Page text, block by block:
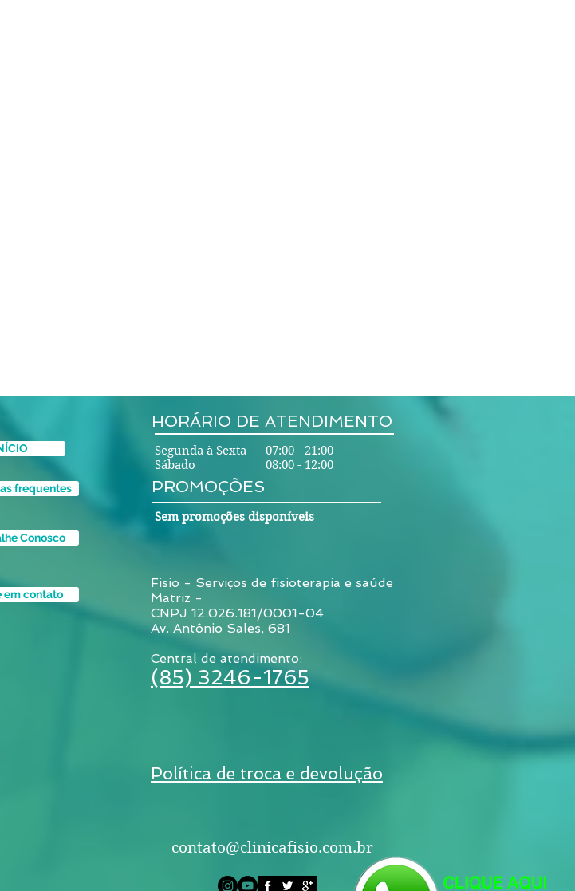
frequentes
Conosco
em contato
HORÁRIO DE ATENDIMENTO
Segunda à Sexta 07:00 - 21:00
Sábado 08:00 - 12:00
PROMOÇÕES
Sem promoções disponíveis
Fisio - Serviços de fisioterapia e saúde
Matriz -
CNPJ 12.026.181/0001-04
Av. Antônio Sales, 681
Central de atendimento:
(85) 3246-1765
Política de troca e devolução
contato@clinicafisio.com.br